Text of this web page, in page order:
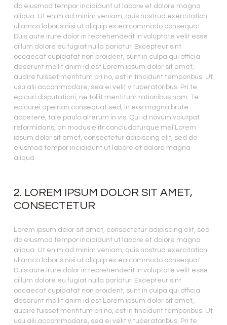
do eiusmod tempor incididunt ut labore et dolore magna
aliqua. Ut enim ad minim veniam, quis nostrud exercitation
ullamco laboris nisi ut aliquip ex ea commodo consequat.
Duis aute irure dolor in reprehenderit in voluptate velit esse
cillum dolore eu fugiat nulla pariatur. Excepteur sint
occaecat cupidatat non proident, sunt in culpa qui officia
deserunt mollit anim id est Lorem ipsum dolor sit amet,
audire fuisset mentitum pri no, est in tincidunt temporibus. Ut
usu alii accommodare, sea ei velit vituperatoribus. Pri te
epicuri disputationi, ne tollit mentitum rationibus nam. Te
epicurei apeirian consequat sed, in eos magna brute
appetere, tale paulo alterum in vis. Qui id novum volutpat
reformidans, an modus elitr concludaturque mel Lorem
ipsum dolor sit amet, consectetur adipiscing elit, sed do
eiusmod tempor incididunt ut labore et dolore magna
aliqua.
2. LOREM IPSUM DOLOR SIT AMET,
CONSECTETUR
Lorem ipsum dolor sit amet, consectetur adipiscing elit, sed
do eiusmod tempor incididunt ut labore et dolore magna
aliqua. Ut enim ad minim veniam, quis nostrud exercitation
ullamco laboris nisi ut aliquip ex ea commodo consequat.
Duis aute irure dolor in reprehenderit in voluptate velit esse
cillum dolore eu fugiat nulla pariatur. Excepteur sint
occaecat cupidatat non proident, sunt in culpa qui officia
deserunt mollit anim id est Lorem ipsum dolor sit amet,
audire fuisset mentitum pri no, est in tincidunt temporibus. Ut
usu alii accommodare, sea ei velit vituperatoribus. Pri te